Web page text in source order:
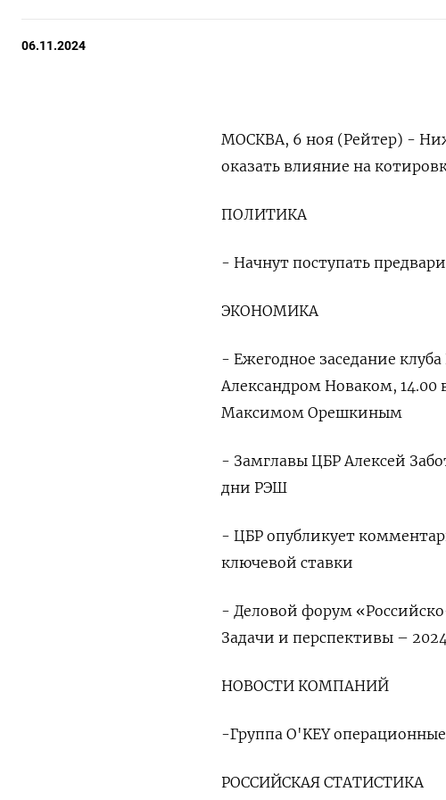
06.11.2024
МОСКВА, 6 ноя (Рейтер) -
оказать влияние на
ПОЛИТИКА
- Начнут поступать
ЭКОНОМИКА
- Ежегодное заседание
Александром Новаком, 14.00
Максимом Орешкиным
- Замглавы ЦБР Алексей
дни РЭШ
- ЦБР опубликует
ключевой ставки
- Деловой форум
Задачи и перспективы –
НОВОСТИ КОМПАНИЙ
-Группа O'KEY
РОССИЙСКАЯ СТАТИСТИКА